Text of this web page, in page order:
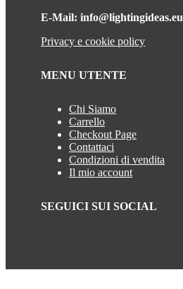
E-Mail: info@lightingideas.eu
Privacy e cookie policy
MENU UTENTE
Chi Siamo
Carrello
Checkout Page
Contattaci
Condizioni di vendita
Il mio account
SEGUICI SUI SOCIAL